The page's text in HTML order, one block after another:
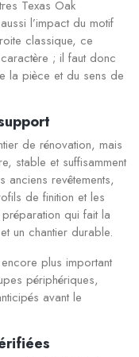
Texas Oak
l’impact du motif
classique, ce
; il faut donc
la pièce et du sens de
de rénovation, mais
stable et suffisamment
anciens revêtements,
de finition et les
qui fait la
un chantier durable.
plus important
périphériques,
avant le